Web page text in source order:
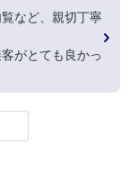
など、親切丁寧
がとても良かっ